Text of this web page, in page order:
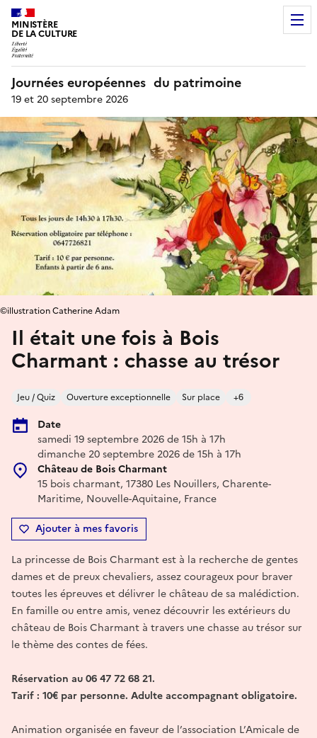
MINISTÈRE
DE LA CULTURE
Journées européennes du patrimoine
19 et 20 septembre 2026
Il était une fois à Bois
Charmant : chasse au trésor
Jeu / Quiz Ouverture exceptionnelle Sur place +6
Date
samedi 19 septembre 2026 de 15h à 17h
dimanche 20 septembre 2026 de 15h à 17h
Château de Bois Charmant
15 bois charmant, 17380 Les Nouillers, Charente-
Maritime, Nouvelle-Aquitaine, France
Ajouter à mes favoris
©illustration Catherine Adam
La princesse de Bois Charmant est à la recherche de gentes
dames et de preux chevaliers, assez courageux pour braver
toutes les épreuves et délivrer le château de sa malédiction.
En famille ou entre amis, venez découvrir les extérieurs du
château de Bois Charmant à travers une chasse au trésor sur
le thème des contes de fées.
Réservation au 06 47 72 68 21.
Tarif : 10€ par personne. Adulte accompagnant obligatoire.
Animation organisée en faveur de l’association L’Amicale de